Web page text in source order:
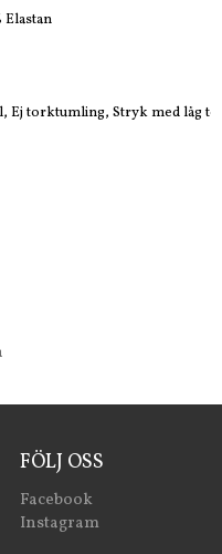
Elastan
Ej torktumling, Stryk med låg
FÖLJ OSS
Facebook
Instagram